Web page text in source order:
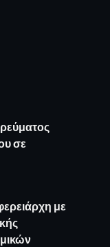
σε
με